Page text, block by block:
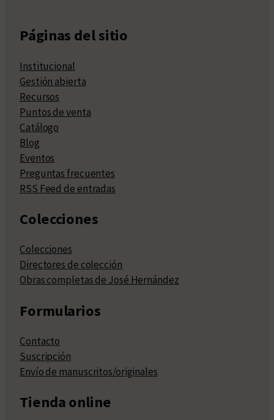
Páginas del sitio
Institucional
Gestión abierta
Recursos
Puntos de venta
Catálogo
Blog
Eventos
Preguntas frecuentes
RSS Feed de entradas
Colecciones
Colecciones
Directores de colección
Obras completas de José Hernández
Formularios
Contacto
Suscripción
Envío de manuscritos/originales
Tienda online